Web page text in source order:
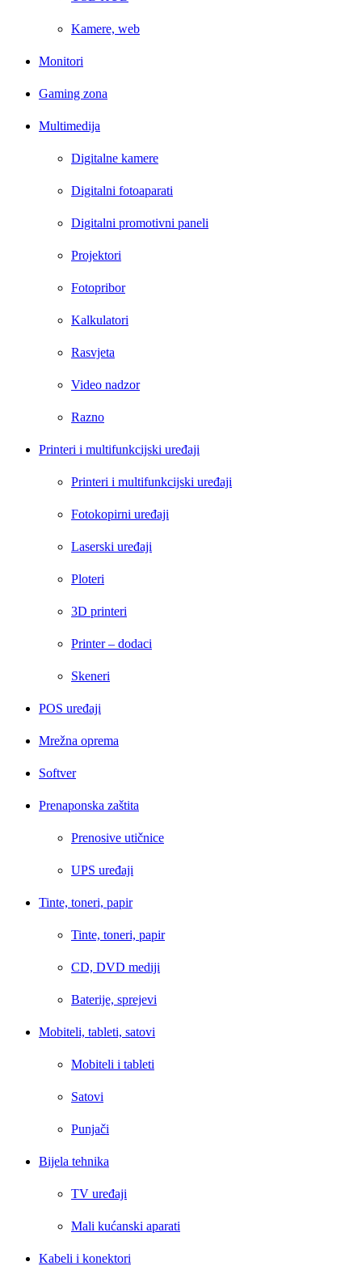
Kamere, web
Monitori
Gaming zona
Multimedija
Digitalne kamere
Digitalni fotoaparati
Digitalni promotivni paneli
Projektori
Fotopribor
Kalkulatori
Rasvjeta
Video nadzor
Razno
Printeri i multifunkcijski uređaji
Printeri i multifunkcijski uređaji
Fotokopirni uređaji
Laserski uređaji
Ploteri
3D printeri
Printer – dodaci
Skeneri
POS uređaji
Mrežna oprema
Softver
Prenaponska zaštita
Prenosive utičnice
UPS uređaji
Tinte, toneri, papir
Tinte, toneri, papir
CD, DVD mediji
Baterije, sprejevi
Mobiteli, tableti, satovi
Mobiteli i tableti
Satovi
Punjači
Bijela tehnika
TV uređaji
Mali kućanski aparati
Kabeli i konektori